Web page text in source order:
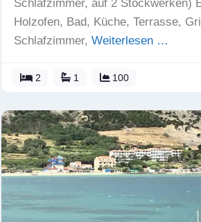
Schlafzimmer, auf 2 Stockwerken)
Holzofen, Bad, Küche, Terrasse,
Schlafzimmer, Weiterlesen …
2 1 100